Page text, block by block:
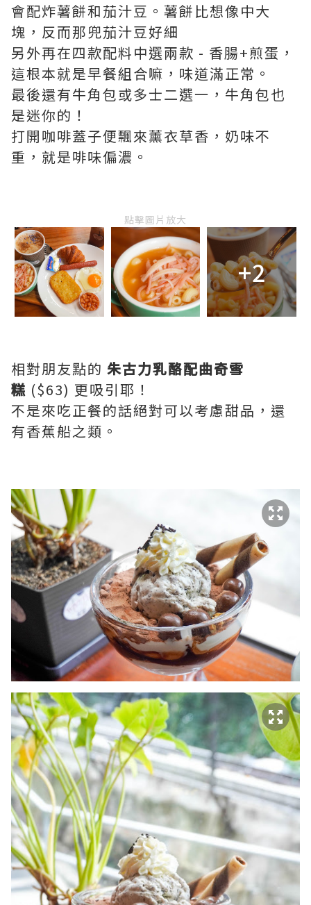
會配炸薯餅和茄汁豆。薯餅比想像中大
塊，反而那兜茄汁豆好細
另外再在四款配料中選兩款 - 香腸+煎蛋，
這根本就是早餐組合嘛，味道滿正常。
最後還有牛角包或多士二選一，牛角包也
是迷你的！
打開咖啡蓋子便飄來薰衣草香，奶味不
重，就是啡味偏濃。
點擊圖片放大
+2
相對朋友點的 朱古力乳酪配曲奇雪
糕 ($63) 更吸引耶！
不是來吃正餐的話絕對可以考慮甜品，還
有香蕉船之類。